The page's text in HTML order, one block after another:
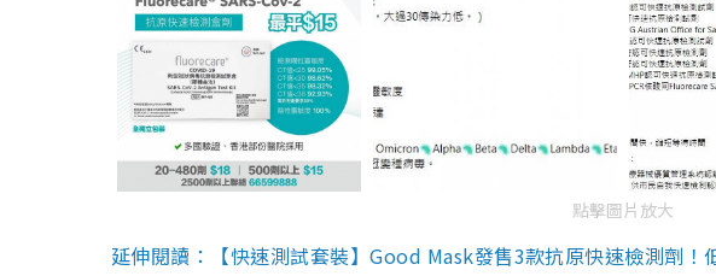
點擊圖片放大
延伸閱讀：【快速測試套裝】Good Mask發售3款抗原快速檢測劑